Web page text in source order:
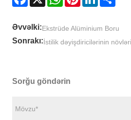
Əvvəlki:Ekstrüde Alüminium Boru
Sonrakı:İstilik dəyişdiricilərinin növləri
Sorğu göndərin